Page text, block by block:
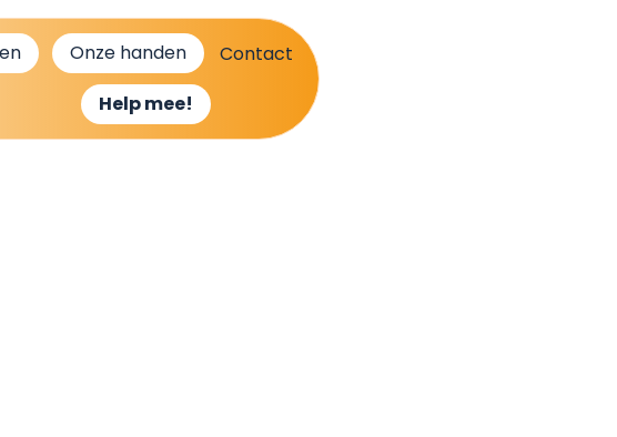
Onze handen
Help mee!
Contact